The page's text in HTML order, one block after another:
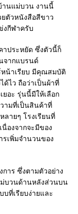
านแม่บวน งานนี้
ยตัวหนังสือสีขาว
งกีฬาครับ
าประหยัด ซึ่งตัวนี้ก็
จากแบรนด์
หน้าเรียบ มีคุณสมบัติ
ด้ไว ถือว่าเป็นผ้าที่
อะ รุ่นนี้มีให้เลือก
ามที่เป็นสินค้าที่
ายๆ โรงเรียนที่
นื่องจากจะมีของ
รเพิ่มจำนวนของ
าร ซึ่งตามตัวอย่าง
ม่บวนด้านหลังส่วนบน
ที่เรียบง่ายและ